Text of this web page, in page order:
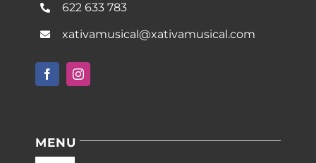
622 633 783
xativamusical@xativamusical.com
MENU